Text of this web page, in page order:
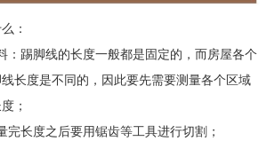
：
：踢脚线的长度一般都是固定的，而房屋各个
长度是不同的，因此要先需要测量各个区域
；
完长度之后要用锯齿等工具进行切割；